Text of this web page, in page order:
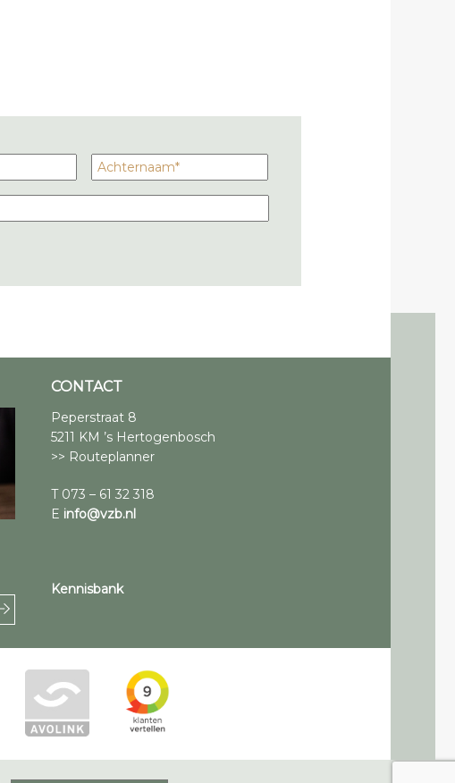
CONTACT
Peperstraat 8
5211 KM ’s Hertogenbosch
>> Routeplanner
T 073 – 61 32 318
E info@vzb.nl
Kennisbank